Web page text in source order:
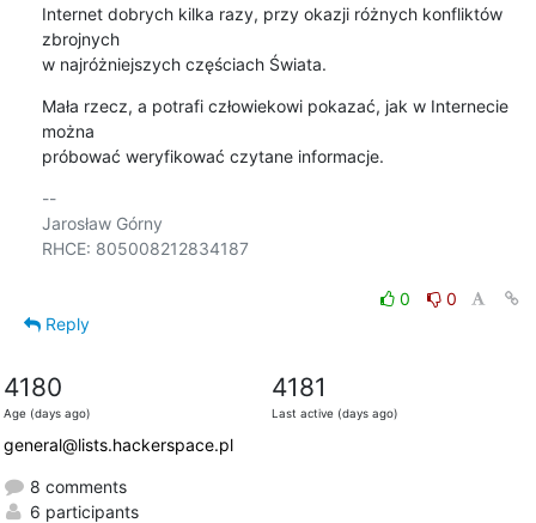
Internet dobrych kilka razy, przy okazji różnych konfliktów
zbrojnych
w najróżniejszych częściach Świata.
Mała rzecz, a potrafi człowiekowi pokazać, jak w Internecie
można
próbować weryfikować czytane informacje.
--
Jarosław Górny
RHCE: 805008212834187
0
0
Reply
4180
Age (days ago)
4181
Last active (days ago)
general@lists.hackerspace.pl
8 comments
6 participants